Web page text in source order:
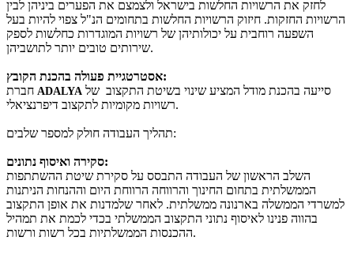
לחזק את הרשויות החלשות בישראל ולצמצם את הפערים ביניהן לבין
הרשויות החזקות. חיזוק הרשויות החלשות בתחומים הנ"ל צפוי להיות בעל
השפעה רוחבית על יכולותיהן של רשויות המוגדרות כחלשות לספק
שירותים טובים יותר לתושביהן.
אסטרטגיית פעולה בהכנת הקובץ:
ADALYA
רשויות מקומיות לתקצוב דיפרנציאלי.
תהליך העבודה חולק למספר שלבים:
סקירה ואיסוף נתונים:
השלב הראשון של העבודה התבסס על סקירת שיטת ההשתתפות
הממשלתית בתחום החינוך והרווחה הרווחת היום וההנחות הניתנות
למשרדי הממשלה בארנונה ממשלתית. לאחר שלמדנות את אופן התקצוב
בהווה פנינו לאיסוף נתוני התקצוב הממשלתי בכדי לכמת את תמהיל
ההכנסות הממשלתיות בכל רשות ורשות.